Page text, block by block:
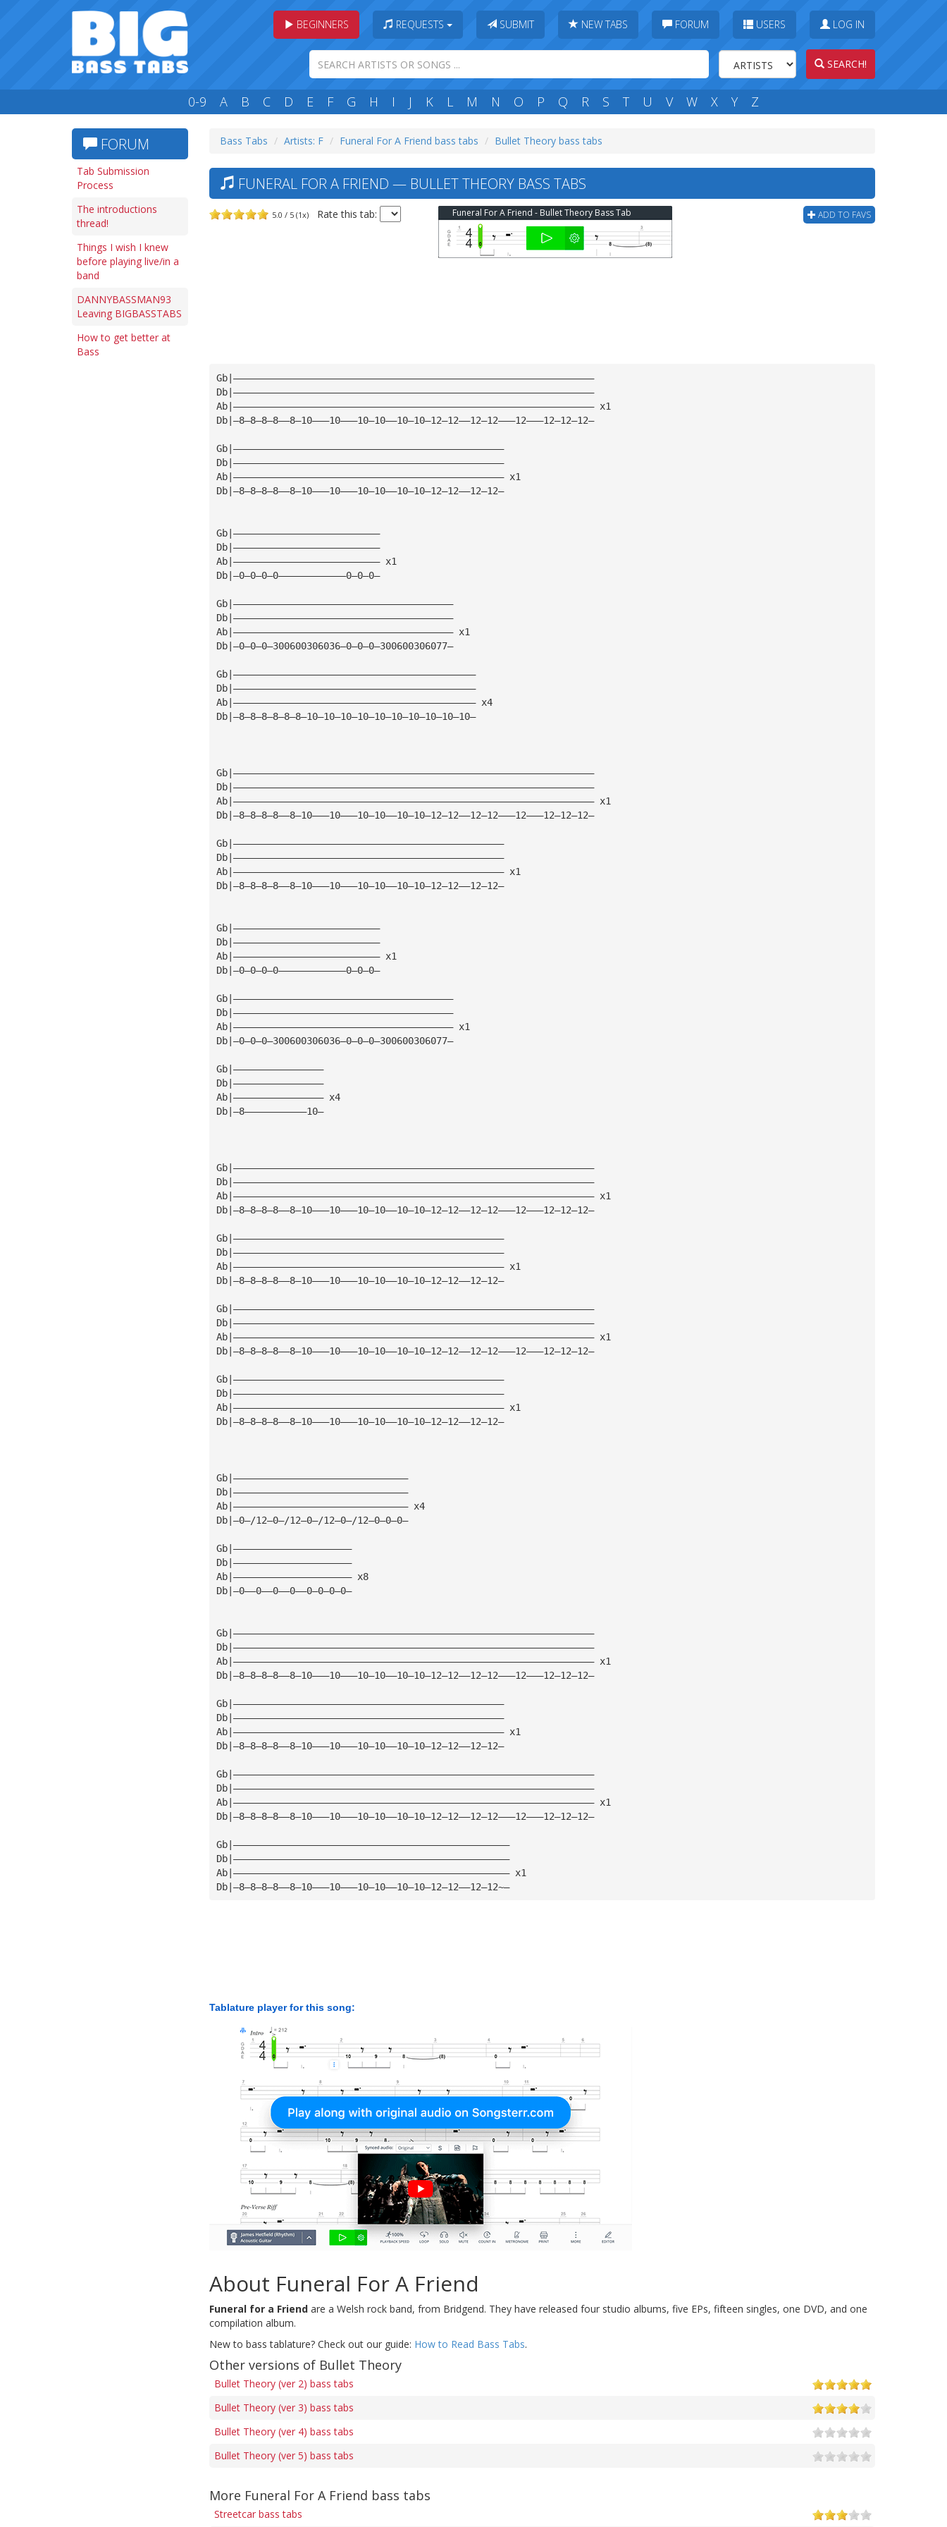
BEGINNERS REQUESTS SUBMIT NEW TABS FORUM USERS LOG IN
SEARCH!
0-9 A B C D E F G H I J K L M N O P Q R S T U V W X Y Z
FORUM
Tab Submission
Process
The introductions
thread!
Things I wish I knew
before playing live/in a
band
DANNYBASSMAN93
Leaving BIGBASSTABS
How to get better at
Bass
Bass Tabs Artists: F Funeral For A Friend bass tabs Bullet Theory bass tabs
FUNERAL FOR A FRIEND — BULLET THEORY BASS TABS
5.0 / 5 (1x) Rate this tab: ADD TO FAVS
Funeral For A Friend - Bullet Theory Bass Tab
Gb|————————————————————————————————————————————————————————————————
Db|————————————————————————————————————————————————————————————————
Ab|———————————————————————————————————————————————————————————————— x1
Db|—8—8—8—8——8—10———10———10—10——10—10—12—12——12—12———12———12—12—12—
Gb|————————————————————————————————————————————————
Db|————————————————————————————————————————————————
Ab|———————————————————————————————————————————————— x1
Db|—8—8—8—8——8—10———10———10—10——10—10—12—12——12—12—
Gb|——————————————————————————
Db|——————————————————————————
Ab|—————————————————————————— x1
Db|—0—0—0—0————————————0—0—0—
Gb|———————————————————————————————————————
Db|———————————————————————————————————————
Ab|——————————————————————————————————————— x1
Db|—0—0—0—300600306036—0—0—0—300600306077—
Gb|———————————————————————————————————————————
Db|———————————————————————————————————————————
Ab|——————————————————————————————————————————— x4
Db|—8—8—8—8—8—8—10—10—10—10—10—10—10—10—10—10—
Gb|————————————————————————————————————————————————————————————————
Db|————————————————————————————————————————————————————————————————
Ab|———————————————————————————————————————————————————————————————— x1
Db|—8—8—8—8——8—10———10———10—10——10—10—12—12——12—12———12———12—12—12—
Gb|————————————————————————————————————————————————
Db|————————————————————————————————————————————————
Ab|———————————————————————————————————————————————— x1
Db|—8—8—8—8——8—10———10———10—10——10—10—12—12——12—12—
Gb|——————————————————————————
Db|——————————————————————————
Ab|—————————————————————————— x1
Db|—0—0—0—0————————————0—0—0—
Gb|———————————————————————————————————————
Db|———————————————————————————————————————
Ab|——————————————————————————————————————— x1
Db|—0—0—0—300600306036—0—0—0—300600306077—
Gb|————————————————
Db|————————————————
Ab|———————————————— x4
Db|—8———————————10—
Gb|————————————————————————————————————————————————————————————————
Db|————————————————————————————————————————————————————————————————
Ab|———————————————————————————————————————————————————————————————— x1
Db|—8—8—8—8——8—10———10———10—10——10—10—12—12——12—12———12———12—12—12—
Gb|————————————————————————————————————————————————
Db|————————————————————————————————————————————————
Ab|———————————————————————————————————————————————— x1
Db|—8—8—8—8——8—10———10———10—10——10—10—12—12——12—12—
Gb|————————————————————————————————————————————————————————————————
Db|————————————————————————————————————————————————————————————————
Ab|———————————————————————————————————————————————————————————————— x1
Db|—8—8—8—8——8—10———10———10—10——10—10—12—12——12—12———12———12—12—12—
Gb|————————————————————————————————————————————————
Db|————————————————————————————————————————————————
Ab|———————————————————————————————————————————————— x1
Db|—8—8—8—8——8—10———10———10—10——10—10—12—12——12—12—
Gb|———————————————————————————————
Db|———————————————————————————————
Ab|——————————————————————————————— x4
Db|—0—/12—0—/12—0—/12—0—/12—0—0—0—
Gb|—————————————————————
Db|—————————————————————
Ab|————————————————————— x8
Db|—0——0——0——0——0—0—0—0—
Gb|————————————————————————————————————————————————————————————————
Db|————————————————————————————————————————————————————————————————
Ab|———————————————————————————————————————————————————————————————— x1
Db|—8—8—8—8——8—10———10———10—10——10—10—12—12——12—12———12———12—12—12—
Gb|————————————————————————————————————————————————
Db|————————————————————————————————————————————————
Ab|———————————————————————————————————————————————— x1
Db|—8—8—8—8——8—10———10———10—10——10—10—12—12——12—12—
Gb|————————————————————————————————————————————————————————————————
Db|————————————————————————————————————————————————————————————————
Ab|———————————————————————————————————————————————————————————————— x1
Db|—8—8—8—8——8—10———10———10—10——10—10—12—12——12—12———12———12—12—12—
Gb|—————————————————————————————————————————————————
Db|—————————————————————————————————————————————————
Ab|————————————————————————————————————————————————— x1
Db|—8—8—8—8——8—10———10———10—10——10—10—12—12——12—12~—
Tablature player for this song:
About Funeral For A Friend
Funeral for a Friend are a Welsh rock band, from Bridgend. They have released four studio albums, five EPs, fifteen singles, one DVD, and one
compilation album.
New to bass tablature? Check out our guide: How to Read Bass Tabs.
Other versions of Bullet Theory
Bullet Theory (ver 2) bass tabs
Bullet Theory (ver 3) bass tabs
Bullet Theory (ver 4) bass tabs
Bullet Theory (ver 5) bass tabs
More Funeral For A Friend bass tabs
Streetcar bass tabs